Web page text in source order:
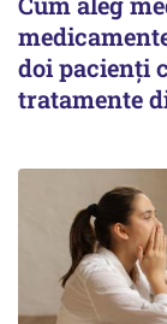
doi pacienți
tratamente